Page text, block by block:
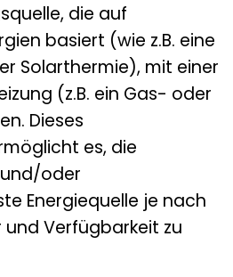
die auf
basiert (wie z.B. eine
Solarthermie), mit einer
(z.B. ein Gas- oder
Dieses
es, die
oder
Energiequelle je nach
Verfügbarkeit zu